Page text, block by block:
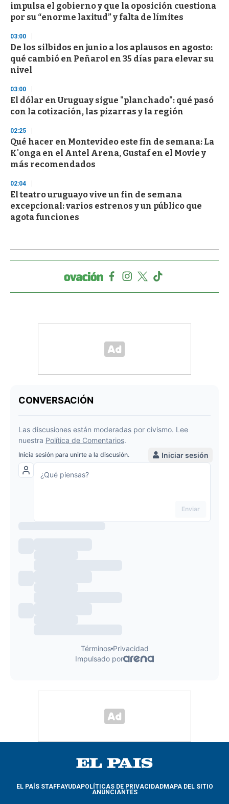
impulsa el gobierno y que la oposición cuestiona
por su “enorme laxitud” y falta de límites
03:00
De los silbidos en junio a los aplausos en agosto:
qué cambió en Peñarol en 35 días para elevar su
nivel
03:00
El dólar en Uruguay sigue "planchado": qué pasó
con la cotización, las pizarras y la región
02:25
Qué hacer en Montevideo este fin de semana: La
K'onga en el Antel Arena, Gustaf en el Movie y
más recomendados
02:04
El teatro uruguayo vive un fin de semana
excepcional: varios estrenos y un público que
agota funciones
EL PAÍS STAFFAYUDAPOLÍTICAS DE PRIVACIDADMAPA DEL SITIO
ANUNCIANTES